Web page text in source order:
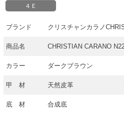
４Ｅ
ブランド クリスチャンカラノ
商品名 CHRISTIAN CARANO
カラー ダークブラウン
甲 材 天然皮革
底 材 合成底